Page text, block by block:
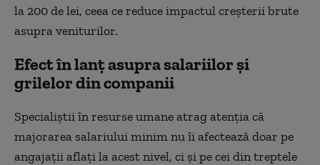
la 200 de lei, ceea ce reduce impactul creșterii brute
asupra veniturilor.
Efect în lanț asupra salariilor și
grilelor din companii
Specialiștii în resurse umane atrag atenția că
majorarea salariului minim nu îi afectează doar pe
angajații aflați la acest nivel, ci și pe cei din treptele